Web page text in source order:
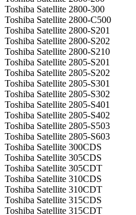
Toshiba Satellite 2800-300
Toshiba Satellite 2800-C500
Toshiba Satellite 2800-S201
Toshiba Satellite 2800-S202
Toshiba Satellite 2800-S210
Toshiba Satellite 2805-S201
Toshiba Satellite 2805-S202
Toshiba Satellite 2805-S301
Toshiba Satellite 2805-S302
Toshiba Satellite 2805-S401
Toshiba Satellite 2805-S402
Toshiba Satellite 2805-S503
Toshiba Satellite 2805-S603
Toshiba Satellite 300CDS
Toshiba Satellite 305CDS
Toshiba Satellite 305CDT
Toshiba Satellite 310CDS
Toshiba Satellite 310CDT
Toshiba Satellite 315CDS
Toshiba Satellite 315CDT